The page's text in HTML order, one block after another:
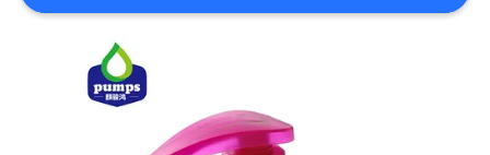
BITTE UM
EIN
ANGEBOT